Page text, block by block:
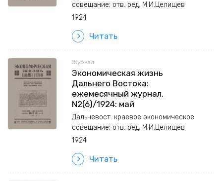
совещание; отв. ред. М.И.Целищев
1924
Читать
Журнал
Экономическая жизнь
Дальнего Востока:
ежемесячный журнал.
N2(6)/1924: май
Дальневост. краевое экономическое
совещание; отв. ред. М.И.Целищев
1924
Читать